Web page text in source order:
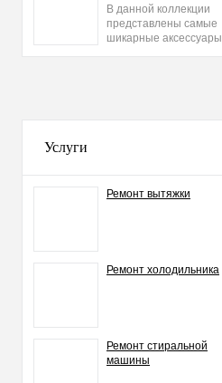
В данной коллекции
представлены самые
шикарные аксессуары
Услуги
Ремонт вытяжки
Ремонт холодильника
Ремонт стиральной
машины